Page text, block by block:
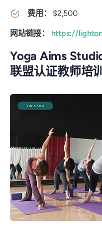
费用： $2,500
网站链接： https://
Yoga Aims
联盟认证教师培